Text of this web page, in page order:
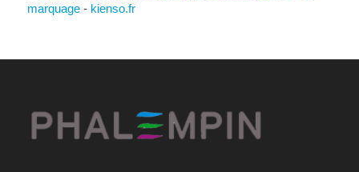
marquage- kienso.fr